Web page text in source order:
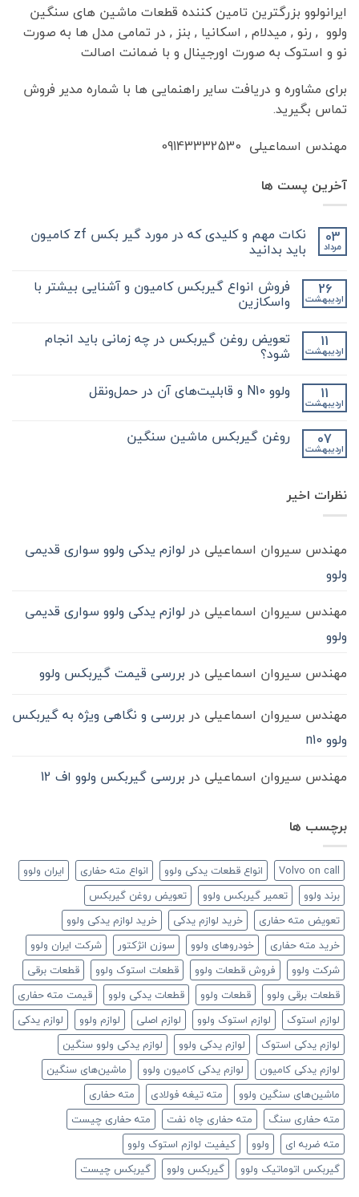
ایرانولوو بزرگترین تامین کننده قطعات ماشین های سنگین
ولوو , رنو , میدلام , اسکانیا , بنز , در تمامی مدل ها به صورت
نو و استوک به صورت اورجینال و با ضمانت اصالت
برای مشاوره و دریافت سایر راهنمایی ها با شماره مدیر فروش
تماس بگیرید.
مهندس اسماعیلی 09143332530
آخرین پست ها
03
مرداد
نکات مهم و کلیدی که در مورد گیر بکس zf کامیون
باید بدانید
دیدگاهی
نکات
مهم
کلیدی
در
مورد
بکس
کامیون
باید
نشده 26
اردیبهشت
فروش انواع گیربکس کامیون و آشنایی بیشتر با
واسکازین
برای
فروش
انواع
و
آشنایی
واسکازین
ثبت
نشده 11
اردیبهشت
تعویض روغن گیربکس در چه زمانی باید انجام
شود؟
برای
تعویض
در
چه
ثبت
نشده 11
اردیبهشت
ولوو N10 و قابلیت‌های آن در حمل‌ونقل
ولوو
N10
حمل‌ونقل
ثبت
نشده 07
اردیبهشت
روغن گیربکس ماشین سنگین
گیربکس
ماشیننظرات اخیر
مهندس سیروان اسماعیلی در لوازم یدکی ولوو سواری قدیمی
ولوو
مهندس سیروان اسماعیلی در لوازم یدکی ولوو سواری قدیمی
ولوو
مهندس سیروان اسماعیلی در بررسی قیمت گیربکس ولوو
مهندس سیروان اسماعیلی در بررسی و نگاهی ویژه به گیربکس
ولوو n10
مهندس سیروان اسماعیلی در بررسی گیربکس ولوو اف 12
برچسب ها
Volvo on call انواع قطعات یدکی ولوو انواع مته حفاری
ایران ولوو
برند ولوو
تعمیر گیربکس ولوو
تعویض روغن گیربکس
تعویض مته حفاری
خرید لوازم یدکی
خرید لوازم یدکی ولوو
خرید مته حفاری
خودروهای ولوو سوزن انژکتور
شرکت ایران ولوو
شرکت ولوو
فروش قطعات ولوو قطعات استوک ولوو
قطعات برقی
قطعات برقی ولوو
قطعات ولوو قطعات یدکی ولوو
قیمت مته حفاری
لوازم استوک
لوازم استوک ولوو لوازم اصلی لوازم ولوو
لوازم یدکی
لوازم یدکی استوک
لوازم یدکی ولوو
لوازم یدکی ولوو سنگین
لوازم یدکی کامیون
لوازم یدکی کامیون ولوو
ماشین‌های سنگین
ماشین‌های سنگین ولوو
مته تیغه فولادی
مته حفاری
مته حفاری سنگ
مته حفاری چاه نفت
مته حفاری چیست
مته ضربه ای
ولوو
کیفیت لوازم استوک ولوو
گیربکس اتوماتیک ولوو
گیربکس ولوو گیربکس چیست